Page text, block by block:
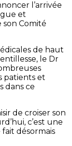
l’arrivée
et
Comité
de haut
le Dr
patients et
dans ce
de croiser son
c’est une
désormais